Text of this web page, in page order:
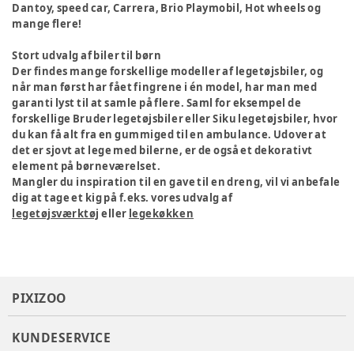
Dantoy, speed car, Carrera, Brio Playmobil, Hot wheels og
mange flere!
Stort udvalg af biler til børn
Der findes mange forskellige modeller af legetøjsbiler, og
når man først har fået fingrene i én model, har man med
garanti lyst til at samle på flere. Saml for eksempel de
forskellige Bruder legetøjsbiler eller Siku legetøjsbiler, hvor
du kan få alt fra en gummiged til en ambulance. Udover at
det er sjovt at lege med bilerne, er de også et dekorativt
element på børneværelset.
Mangler du inspiration til en gave til en dreng, vil vi anbefale
dig at tage et kig på f.eks. vores udvalg af
legetøjsværktøj eller legekøkken
PIXIZOO
KUNDESERVICE